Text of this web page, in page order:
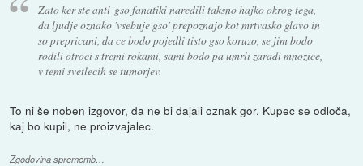
Zato ker ste anti-gso fanatiki naredili taksno hajko okrog tega,
da ljudje oznako 'vsebuje gso' prepoznajo kot mrtvasko glavo in
so prepricani, da ce bodo pojedli tisto gso koruzo, se jim bodo
rodili otroci s tremi rokami, sami bodo pa umrli zaradi mnozice,
v temi svetlecih se tumorjev.
To ni še noben izgovor, da ne bi dajali oznak gor. Kupec se odloča,
kaj bo kupil, ne proizvajalec.
Zgodovina sprememb…